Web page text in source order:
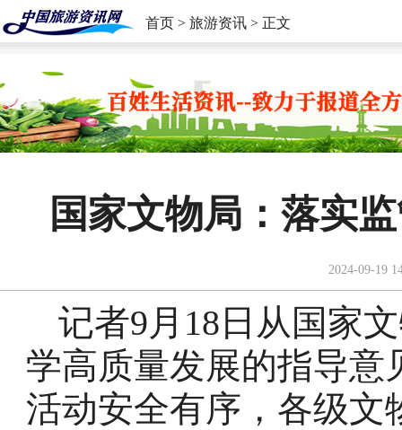
首页 > 旅游资讯 > 正文
国家文物局：落实
2024-09-19
记者9月18日从国家
学高质量发展的指导意
活动安全有序，各级文